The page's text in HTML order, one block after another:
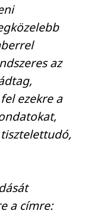
az
ezekre a
a címre: